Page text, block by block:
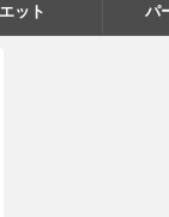
ット パ